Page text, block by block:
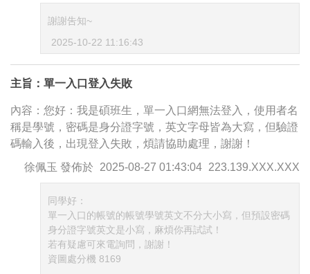
謝謝吿知~
2025-10-22 11:16:43
主旨：單一入口登入失敗
內容：您好：我是碩班生，單一入口網無法登入，使用者名
稱是學號，密碼是身分證字號，英文字母皆為大寫，但驗證
碼輸入後，出現登入失敗，煩請協助處理，謝謝！
徐佩玉 發佈於 2025-08-27 01:43:04 223.139.XXX.XXX
同學好：
單一入口的帳號的帳號學號英文不分大小寫，但預設密碼
身分證字號英文是小寫，麻煩你再試試！
若有疑慮可來電詢問，謝謝！
資圖處分機 8169